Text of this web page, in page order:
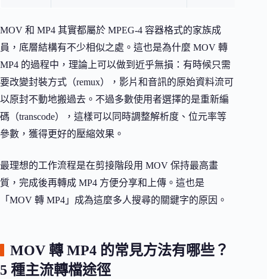
MOV 和 MP4 其實都屬於 MPEG-4 容器格式的家族成
員，底層結構有不少相似之處。這也是為什麼 MOV 轉
MP4 的過程中，理論上可以做到近乎無損：有時候只需
要改變封裝方式（remux），影片和音訊的原始資料流可
以原封不動地搬過去。不過多數使用者選擇的是重新編
碼（transcode），這樣可以同時調整解析度、位元率等
參數，獲得更好的壓縮效果。
最理想的工作流程是在剪接階段用 MOV 保持最高畫
質，完成後再轉成 MP4 方便分享和上傳。這也是
「MOV 轉 MP4」成為這麼多人搜尋的關鍵字的原因。
MOV 轉 MP4 的常見方法有哪些？
5 種主流轉檔途徑